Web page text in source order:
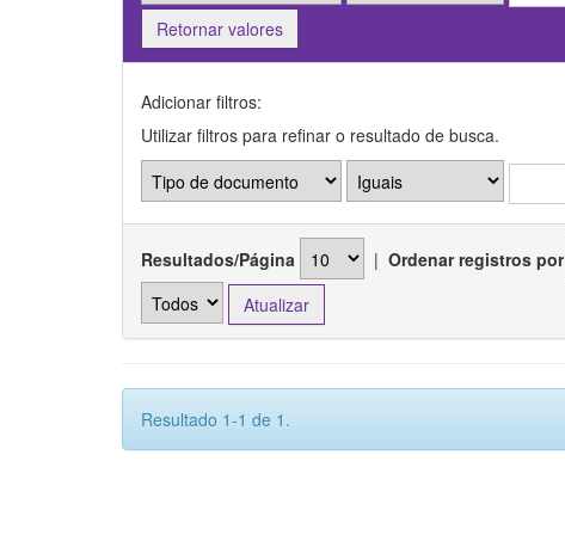
Retornar valores
Adicionar filtros:
Utilizar filtros para refinar o resultado de busca.
Resultados/Página | Ordenar registros por
Resultado 1-1 de 1.